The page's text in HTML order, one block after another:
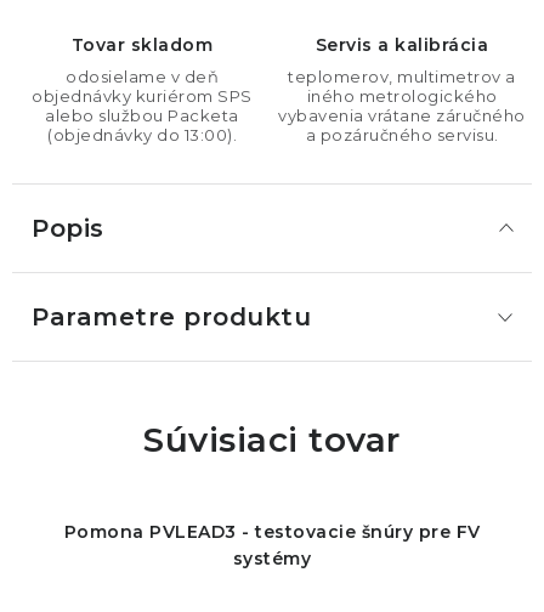
Tovar skladom
odosielame v deň
objednávky kuriérom SPS
alebo službou Packeta
(objednávky do 13:00).
Servis a kalibrácia
teplomerov, multimetrov a
iného metrologického
vybavenia vrátane záručného
a pozáručného servisu.
Popis
Parametre produktu
Súvisiaci tovar
Pomona PVLEAD3 - testovacie šnúry pre FV
systémy